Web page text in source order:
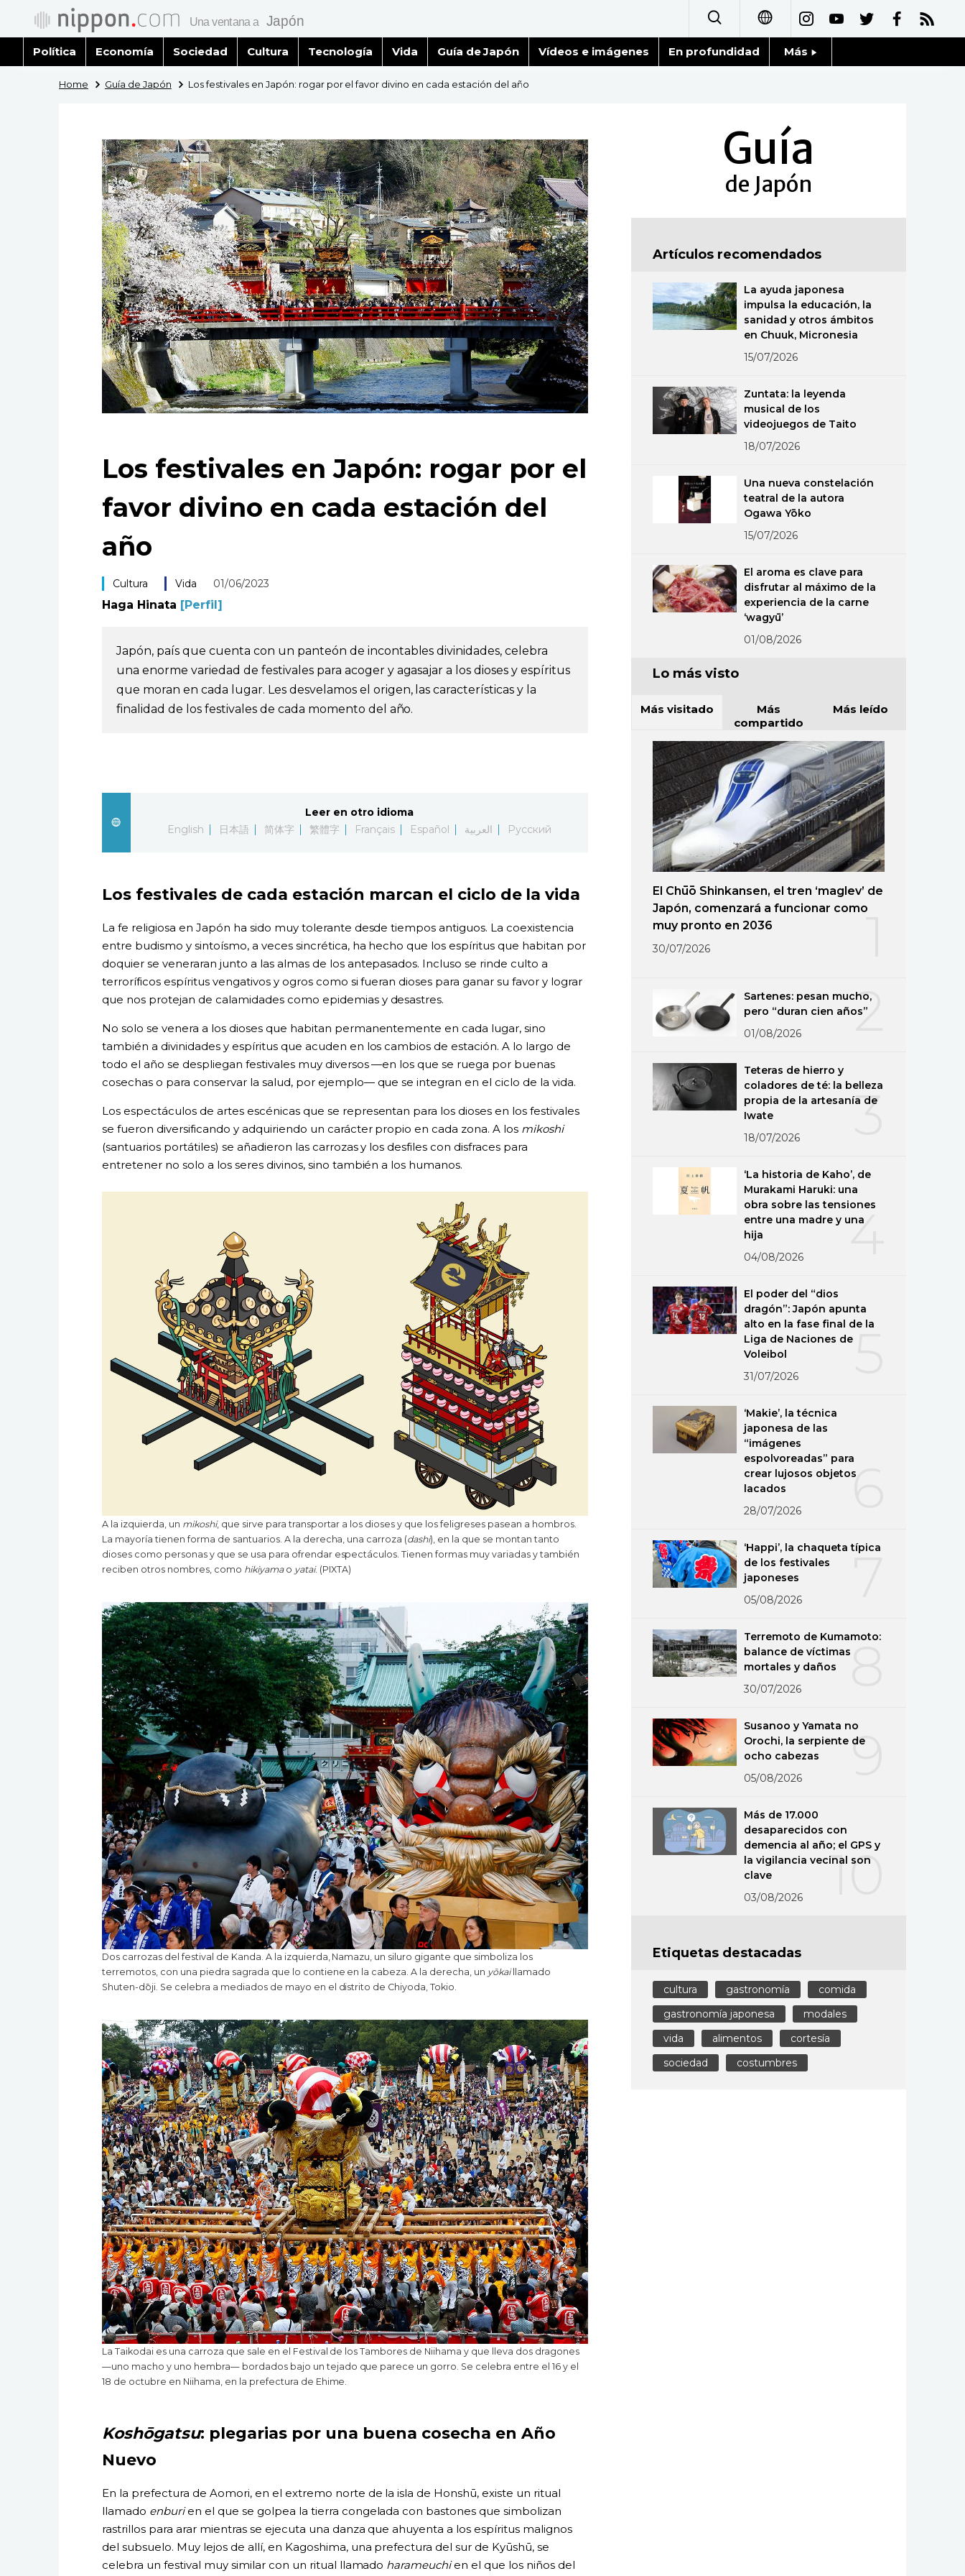
日本語
简体字
繁體字
Français
Política Economía Sociedad Cultura Tecnología Vida Guía de Japón Vídeos e imágenes En profundidad Más
Fragmentos de Japón
Gente
Avisos
Home Guía de Japón Los festivales en Japón: rogar por el favor divino en cada estación del año
Los festivales en Japón: rogar por el
favor divino en cada estación del
año
Cultura Vida 01/06/2023
Haga Hinata [Perfil]
Japón, país que cuenta con un panteón de incontables divinidades, celebra
una enorme variedad de festivales para acoger y agasajar a los dioses y espíritus
que moran en cada lugar. Les desvelamos el origen, las características y la
finalidad de los festivales de cada momento del año.
Leer en otro idioma
English
日本語 简体字 繁體字 Français Español العربية Русский
Los festivales de cada estación marcan el ciclo de la vida
La fe religiosa en Japón ha sido muy tolerante desde tiempos antiguos. La coexistencia
entre budismo y sintoísmo, a veces sincrética, ha hecho que los espíritus que habitan por
doquier se veneraran junto a las almas de los antepasados. Incluso se rinde culto a
terroríficos espíritus vengativos y ogros como si fueran dioses para ganar su favor y lograr
que nos protejan de calamidades como epidemias y desastres.
No solo se venera a los dioses que habitan permanentemente en cada lugar, sino
también a divinidades y espíritus que acuden en los cambios de estación. A lo largo de
todo el año se despliegan festivales muy diversos —en los que se ruega por buenas
cosechas o para conservar la salud, por ejemplo— que se integran en el ciclo de la vida.
Los espectáculos de artes escénicas que se representan para los dioses en los festivales
se fueron diversificando y adquiriendo un carácter propio en cada zona. A los mikoshi
(santuarios portátiles) se añadieron las carrozas y los desfiles con disfraces para
entretener no solo a los seres divinos, sino también a los humanos.
A la izquierda, un mikoshi, que sirve para transportar a los dioses y que los feligreses pasean a hombros.
La mayoría tienen forma de santuarios. A la derecha, una carroza (dashi), en la que se montan tanto
dioses como personas y que se usa para ofrendar espectáculos. Tienen formas muy variadas y también
reciben otros nombres, como hikiyamao yatai. (PIXTA)
Dos carrozas del festival de Kanda. A la izquierda, Namazu, un siluro gigante que simboliza los
terremotos, con una piedra sagrada que lo contiene en la cabeza. A la derecha, un yōkaillamado
Shuten-dōji. Se celebra a mediados de mayo en el distrito de Chiyoda, Tokio.
La Taikodai es una carroza que sale en el Festival de los Tambores de Niihama y que lleva dos dragones
—uno macho y uno hembra— bordados bajo un tejado que parece un gorro. Se celebra entre el 16 y el
18 de octubre en Niihama, en la prefectura de Ehime.
Koshōgatsu: plegarias por una buena cosecha en Año
Nuevo
En la prefectura de Aomori, en el extremo norte de la isla de Honshū, existe un ritual
llamado enburien el que se golpea la tierra congelada con bastones que simbolizan
rastrillos para arar mientras se ejecuta una danza que ahuyenta a los espíritus malignos
del subsuelo. Muy lejos de allí, en Kagoshima, una prefectura del sur de Kyūshū, se
celebra un festival muy similar con un ritual llamado harameuchien el que los niños del
Guía
de Japón
Artículos recomendados
La ayuda japonesa
impulsa la educación, la
sanidad y otros ámbitos
en Chuuk, Micronesia
15/07/2026
Zuntata: la leyenda
musical de los
videojuegos de Taito
18/07/2026
Una nueva constelación
teatral de la autora
Ogawa Yōko
15/07/2026
El aroma es clave para
disfrutar al máximo de la
experiencia de la carne
‘wagyū’
01/08/2026
Lo más visto
Más visitado
Más
compartido
Más leído
El Chūō Shinkansen, el tren ‘maglev’ de
Japón, comenzará a funcionar como
muy pronto en 2036
30/07/2026
2
Sartenes: pesan mucho,
pero “duran cien años”
01/08/2026
3
Teteras de hierro y
coladores de té: la belleza
propia de la artesanía de
Iwate
18/07/2026
4
‘La historia de Kaho’, de
Murakami Haruki: una
obra sobre las tensiones
entre una madre y una
hija
04/08/2026
El poder del “dios
dragón”: Japón apunta
alto en la fase final de la
Liga de Naciones de
Voleibol
31/07/2026
6
‘Makie’, la técnica
japonesa de las
“imágenes
espolvoreadas” para
crear lujosos objetos
lacados
28/07/2026
7
‘Happi’, la chaqueta típica
de los festivales
japoneses
05/08/2026
8
Terremoto de Kumamoto:
balance de víctimas
mortales y daños
30/07/2026
9
Susanoo y Yamata no
Orochi, la serpiente de
ocho cabezas
05/08/2026
10
Más de 17.000
desaparecidos con
demencia al año; el GPS y
la vigilancia vecinal son
clave
03/08/2026
Etiquetas destacadas
cultura gastronomía
comida
gastronomía japonesa
modales
vida
alimentos
cortesía
sociedad
costumbres